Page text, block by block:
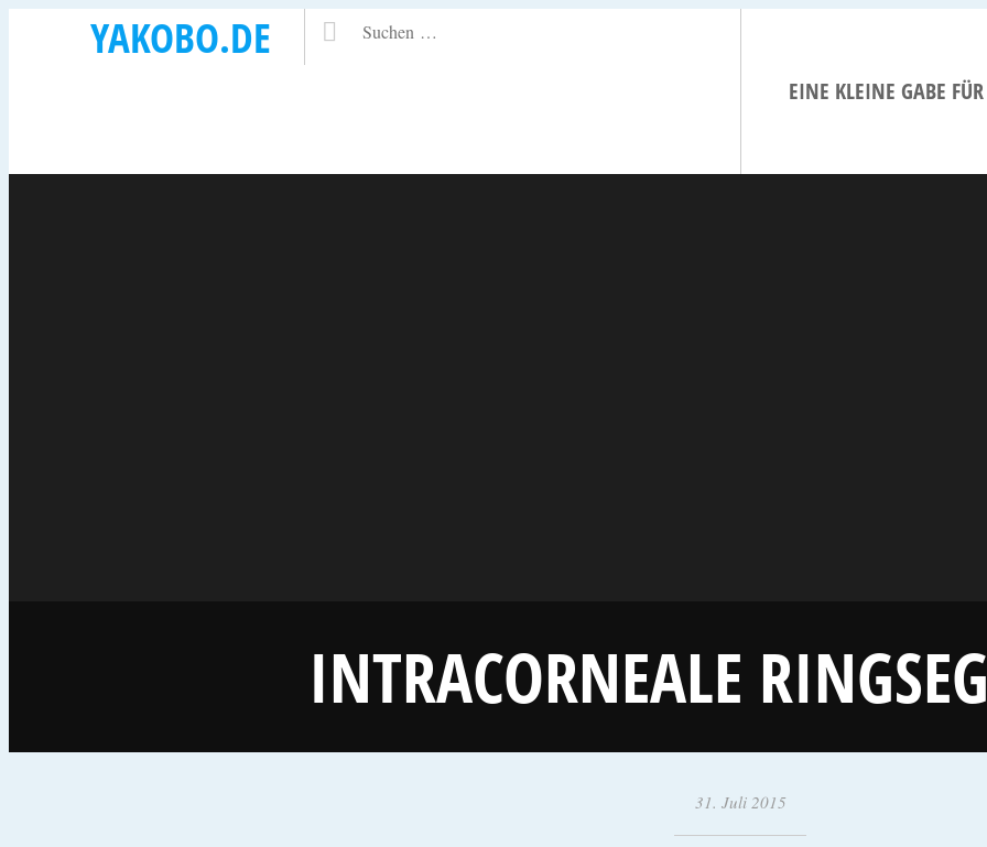
YAKOBO.DE
EINE KLEINE GABE
INTRACORNEALE
31. Juli 2015
y